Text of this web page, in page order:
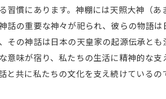
習慣にあります。神棚には天照大神（
話の重要な神々が祀られ、彼らの物語
その神話は日本の天皇家の起源伝承と
意味が宿り、私たちの生活に精神的な
と共に私たちの文化を支え続けているの